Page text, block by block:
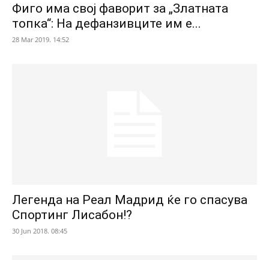
Фиго има свој фаворит за „Златната
топка“: На дефанзивците им е...
28 Mar 2019. 14:52
Легенда на Реал Мадрид ќе го спасува
Спортинг Лисабон!?
30 Jun 2018. 08:45